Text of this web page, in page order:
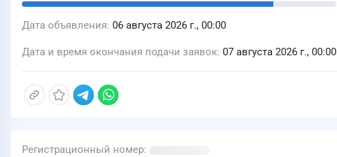
Дата объявления 06 августа 2026 г., 00:00
Дата и время окончания подачи заявок 07 августа 2026 г., 00:00
Регистрационный номер